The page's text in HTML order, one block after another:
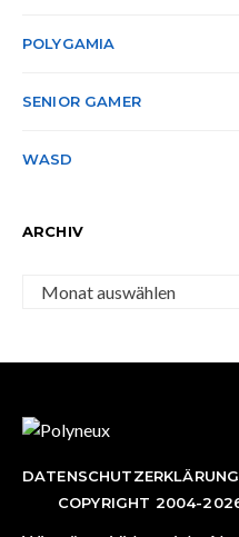
POLYGAMIA
SENIOR GAMER
WASD
ARCHIV
Archiv
DATENSCHUTZERKLÄRUNG
COPYRIGHT 2004-